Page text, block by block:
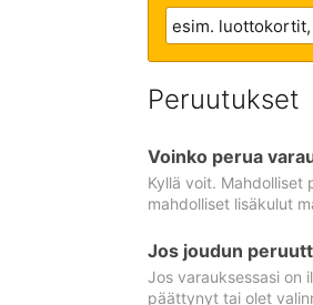
Peruutukset
Voinko perua
Kyllä voit. Mahdolliset
mahdolliset lisäkulut
Jos joudun
Jos varauksessasi on
päättynyt tai olet